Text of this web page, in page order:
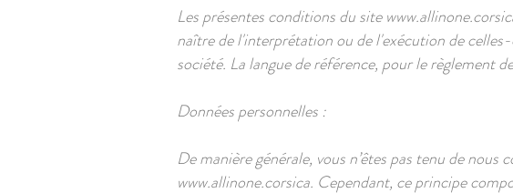
Les présentes conditions du site
naître de l'interprétation ou de l'exécution de
société. La langue de référence, pour le règlement
Données personnelles :
De manière générale, vous n’êtes pas tenu de
www.allinone.corsica. Cependant, ce principe